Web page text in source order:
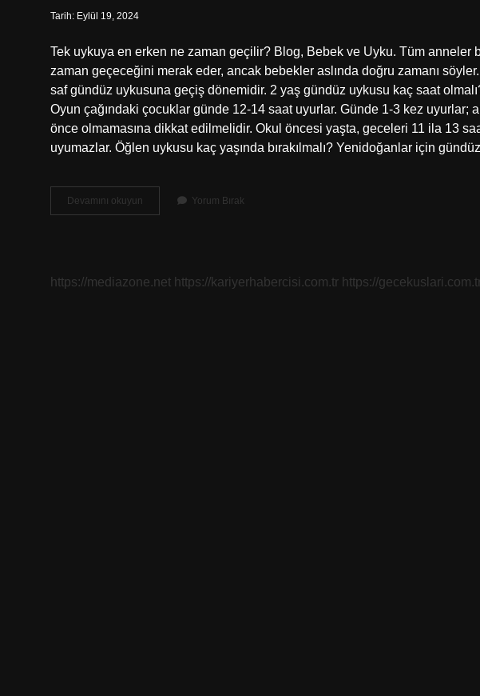
Tarih: Eylül 19, 2024
Tek uykuya en erken ne zaman geçilir? Blog, Bebek ve Uyku. Tüm anneler
zaman geçeceğini merak eder, ancak bebekler aslında doğru zamanı
saf gündüz uykusuna geçiş dönemidir. 2 yaş gündüz uykusu kaç saat
Oyun çağındaki çocuklar günde 12-14 saat uyurlar. Günde 1-3 kez uyurlar;
önce olmamasına dikkat edilmelidir. Okul öncesi yaşta, geceleri 11 ila 13
uyumazlar. Öğlen uykusu kaç yaşında bırakılmalı? Yenidoğanlar için
Devamını okuyun
Gündüz
Yorum Bırak
https://mediazone.net https://kariyerhabercisi.com.tr https://